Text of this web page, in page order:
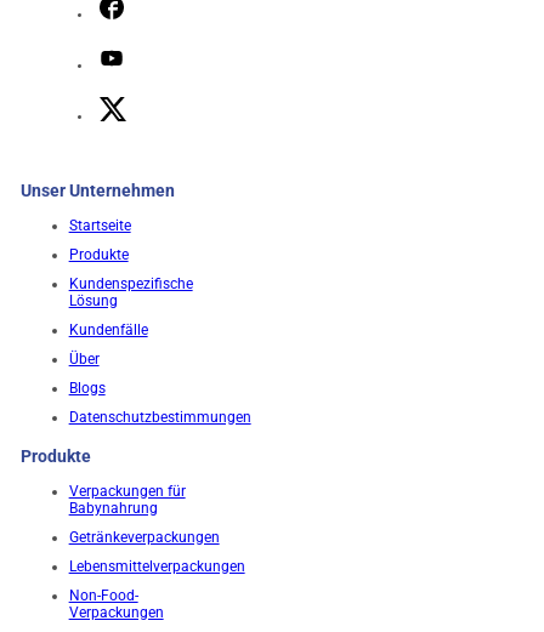
Unser Unternehmen
Startseite
Produkte
Kundenspezifische
Lösung
Kundenfälle
Über
Blogs
Datenschutzbestimmungen
Produkte
Verpackungen für
Babynahrung
Getränkeverpackungen
Lebensmittelverpackungen
Non-Food-
Verpackungen